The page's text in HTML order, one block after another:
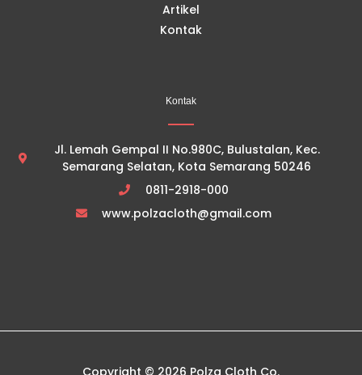
Artikel
Kontak
Kontak
Jl. Lemah Gempal II No.980C, Bulustalan, Kec.
Semarang Selatan, Kota Semarang 50246
0811-2918-000
www.polzacloth@gmail.com
Copyright © 2026 Polza Cloth Co.